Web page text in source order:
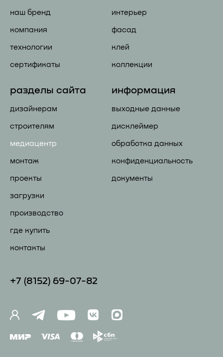
наш бренд
компания
технологии
сертификаты
интерьер
фасад
клей
коллекции
разделы сайта
дизайнерам
строителям
медиацентр
монтаж
проекты
загрузки
производство
где купить
контакты
информация
выходные данные
дисклеймер
обработка данных
конфиденциальность
документы
+7 (81 52) 69-07-82